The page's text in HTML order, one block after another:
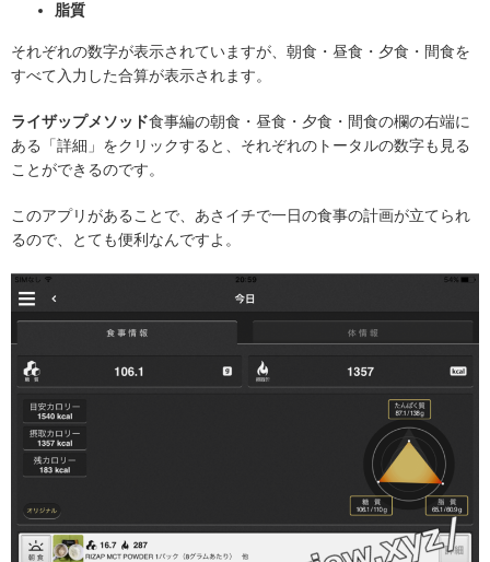
脂質
それぞれの数字が表示されていますが、朝食・昼食・夕食・間食を
すべて入力した合算が表示されます。
ライザップメソッド食事編の朝食・昼食・夕食・間食の欄の右端に
ある「詳細」をクリックすると、それぞれのトータルの数字も見る
ことができるのです。
このアプリがあることで、あさイチで一日の食事の計画が立てられ
るので、とても便利なんですよ。